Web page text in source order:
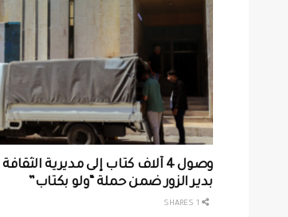
وصول 4 آلاف كتاب إلى مديرية الثقافة
بدير الزور ضمن حملة “ولو بكتاب”